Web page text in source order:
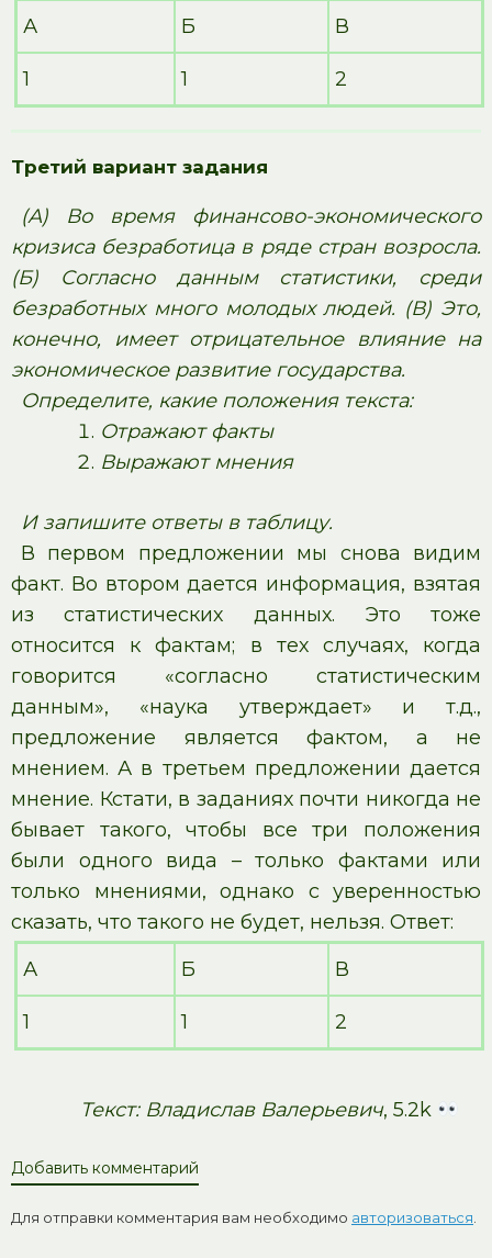
А
Б В
1 1 2
Третий вариант задания
(А) Во время финансово-экономического
кризиса безработица в ряде стран возросла.
(Б) Согласно данным статистики, среди
безработных много молодых людей. (В) Это,
конечно, имеет отрицательное влияние на
экономическое развитие государства.
Определите, какие положения текста:
Отражают факты
Выражают мнения
И запишите ответы в таблицу.
В первом предложении мы снова видим
факт. Во втором дается информация, взятая
из статистических данных. Это тоже
относится к фактам; в тех случаях, когда
говорится «согласно статистическим
данным», «наука утверждает» и т.д.,
предложение является фактом, а не
мнением. А в третьем предложении дается
мнение. Кстати, в заданиях почти никогда не
бывает такого, чтобы все три положения
были одного вида – только фактами или
только мнениями, однако с уверенностью
сказать, что такого не будет, нельзя. Ответ:
А
Б В
1 1 2
Текст: Владислав Валерьевич, 5.2k
Добавить комментарий
Для отправки комментария вам необходимо авторизоваться